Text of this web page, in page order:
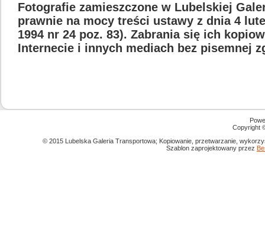
Fotografie zamieszczone w Lubelskiej
prawnie na mocy treści ustawy z dnia 4
1994 nr 24 poz. 83). Zabrania się ich
Internecie i innych mediach bez pisemnej
Copyright
© 2015 Lubelska Galeria Transportowa; Kopiowanie, przetwarzanie,
Szablon zaprojektowany przez